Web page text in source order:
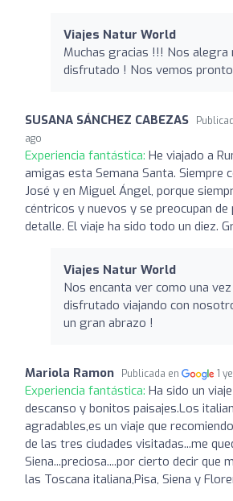
Viajes Natur World
Muchas gracias !!! Nos alegra
disfrutado ! Nos vemos
SUSANA SÁNCHEZ CABEZAS
ago
Experiencia fantástica: He viajado a
amigas esta Semana Santa. Siempre
José y en Miguel Ángel, porque
céntricos y nuevos y se preocupan
detalle. El viaje ha sido todo un diez.
Viajes Natur World
Nos encanta ver como una
disfrutado viajando con
un gran abrazo !
Mariola Ramon Publicada en 1
Experiencia fantástica: Ha sido un
descanso y bonitos paisajes.Los
agradables,es un viaje que
de las tres ciudades visitadas...me
Siena...preciosa....por cierto decir que
las Toscana italiana,Pisa, Siena y